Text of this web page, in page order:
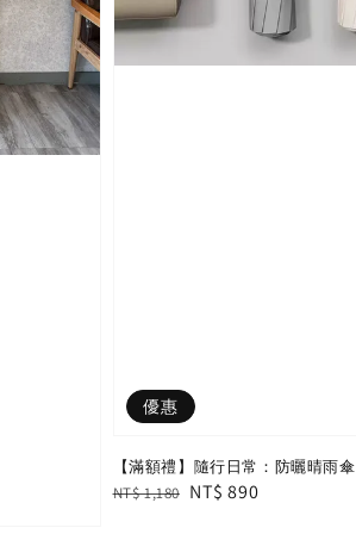
優惠
【滿額禮】隨行日常：防曬晴雨傘
Regular
NT$ 1,180 Sale
NT$ 890